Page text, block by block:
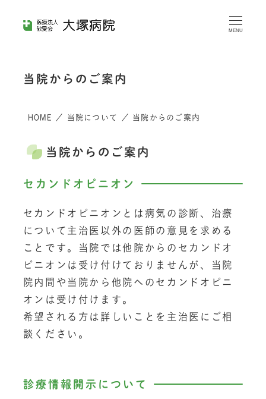
MENU
当院からのご案内
HOME ／ 当院について ／ 当院からのご案内
当院からのご案内
セカンドオピニオン
セカンドオピニオンとは病気の診断、治療
について主治医以外の医師の意見を求める
ことです。当院では他院からのセカンドオ
ピニオンは受け付けておりませんが、当院
院内間や当院から他院へのセカンドオピニ
オンは受け付けます。
希望される方は詳しいことを主治医にご相
談ください。
診療情報開示について